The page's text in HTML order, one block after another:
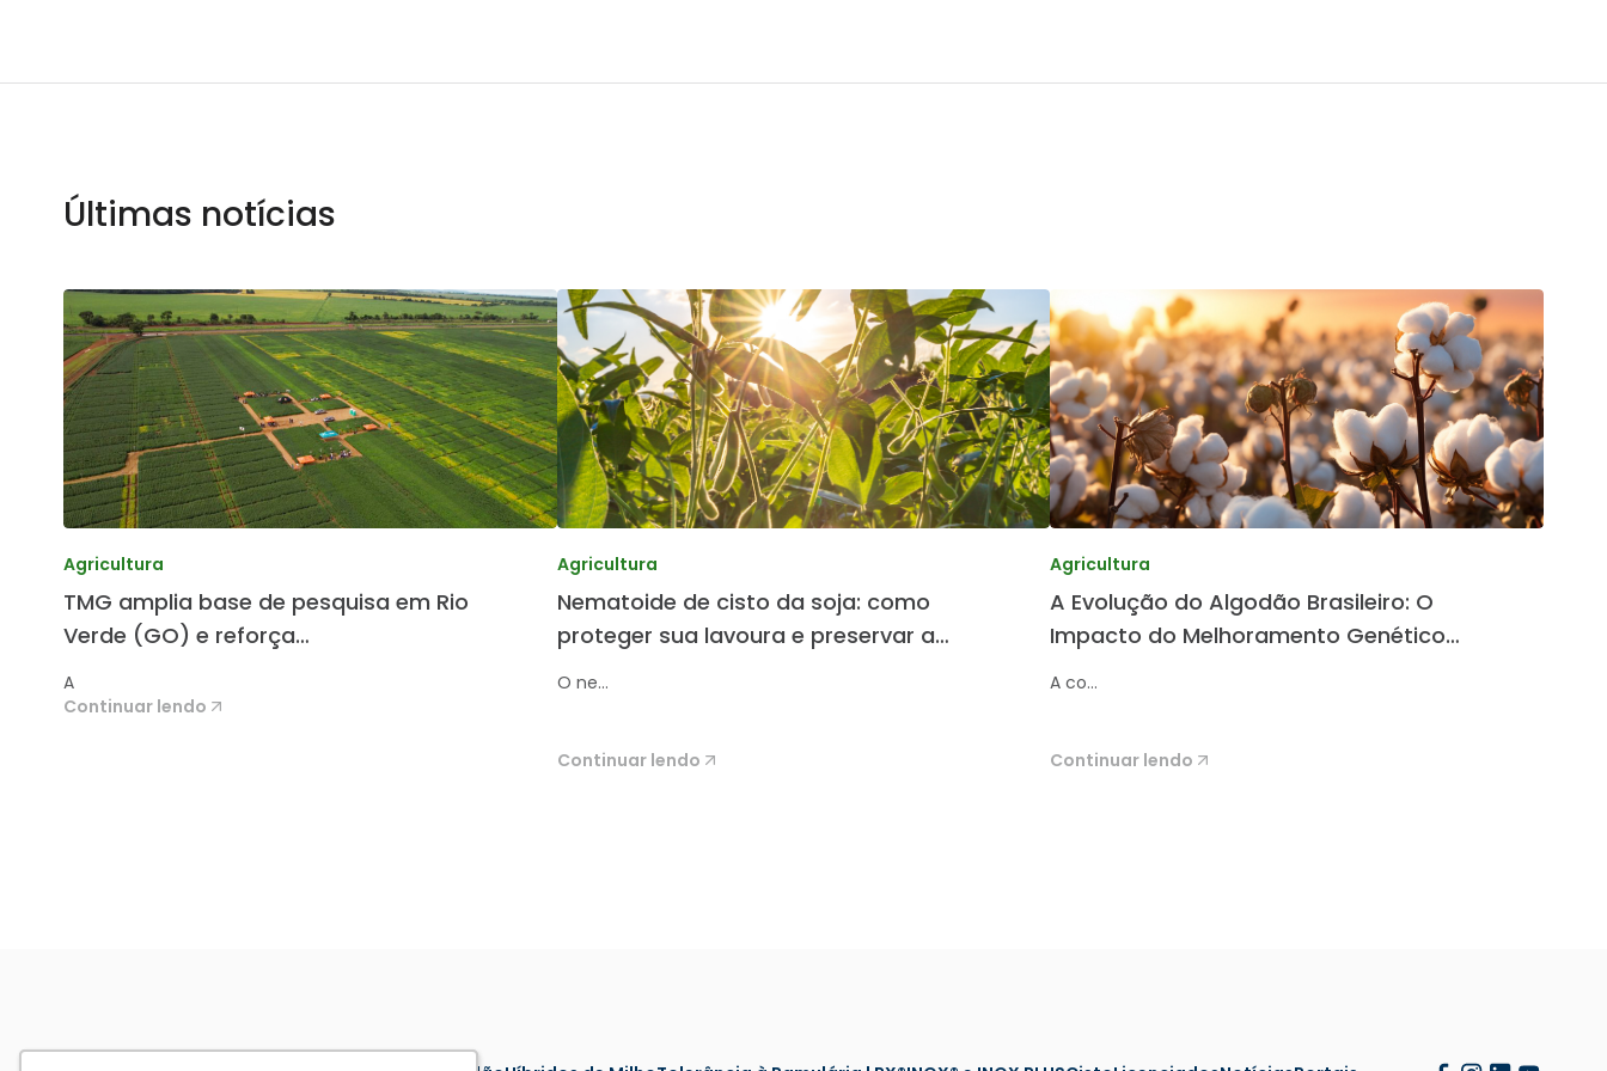
Últimas notícias
Agricultura
TMG amplia base de pesquisa em Rio
Verde (GO) e reforça
desenvolvimento de cultivares
A
Continuar lendo
Agricultura
Nematoide de cisto da soja: como
proteger sua lavoura e preservar a
produtividade.
O ne...
Continuar lendo
Agricultura
A Evolução do Algodão Brasileiro: O
Impacto do Melhoramento Genético
da TMG
A co...
Continuar lendo